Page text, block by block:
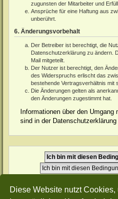
Diese Website nutzt Cookies,
zugunsten der Mitarbeiter und
Ansprüche für eine Haftung aus
unberührt.
6. Änderungsvorbehalt
Der Betreiber ist berechtigt, die
Datenschutzerklärung zu ändern.
Mail mitgeteilt.
Der Nutzer ist berechtigt, den
des Widerspruchs erlischt das
bestehende Vertragsverhältnis mit
Die Änderungen gelten als
den Änderungen zugestimmt hat.
Informationen über den Umgang
sind in der Datenschutzerklärung
Sudden-Strike-Maps.de Hauptseite